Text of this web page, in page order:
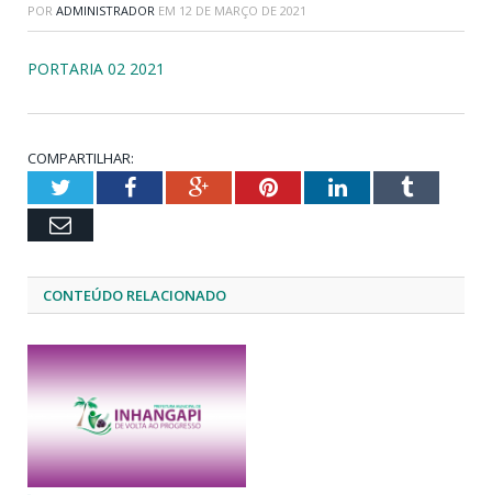
POR ADMINISTRADOR EM 12 DE MARÇO DE 2021
PORTARIA 02 2021
COMPARTILHAR:
TwitterFacebookGoogle+PinterestLinkedInTumblr
Email
CONTEÚDO RELACIONADO